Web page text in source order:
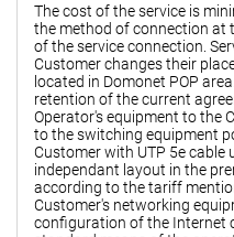
The cost of the service is
the method of connection at
of the service connection.
Customer changes their
located in Domonet POP
retention of the current
Operator's equipment to the
to the switching equipment
Customer with UTP 5e cable
independant layout in the
according to the tariff
Customer's networking
configuration of the Internet